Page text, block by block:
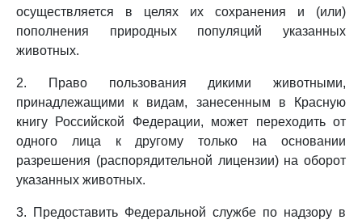
осуществляется в целях их сохранения и (или)
пополнения природных популяций указанных
животных.
2. Право пользования дикими животными,
принадлежащими к видам, занесенным в Красную
книгу Российской Федерации, может переходить от
одного лица к другому только на основании
разрешения (распорядительной лицензии) на оборот
указанных животных.
3. Предоставить Федеральной службе по надзору в